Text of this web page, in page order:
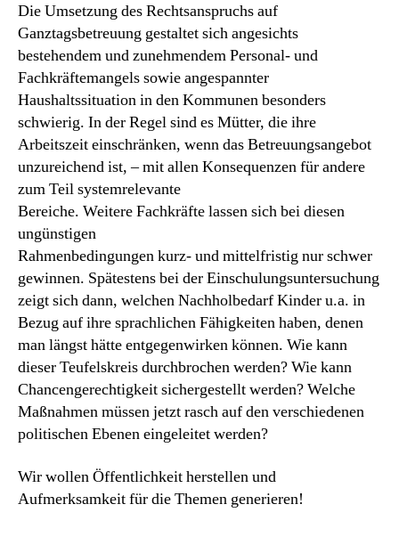
Die Umsetzung des Rechtsanspruchs auf
Ganztagsbetreuung gestaltet sich angesichts
bestehendem und zunehmendem Personal- und
Fachkräftemangels sowie angespannter
Haushaltssituation in den Kommunen besonders
schwierig. In der Regel sind es Mütter, die ihre
Arbeitszeit einschränken, wenn das Betreuungsangebot
unzureichend ist, – mit allen Konsequenzen für andere
zum Teil systemrelevante
Bereiche. Weitere Fachkräfte lassen sich bei diesen
ungünstigen
Rahmenbedingungen kurz- und mittelfristig nur schwer
gewinnen. Spätestens bei der Einschulungsuntersuchung
zeigt sich dann, welchen Nachholbedarf Kinder u.a. in
Bezug auf ihre sprachlichen Fähigkeiten haben, denen
man längst hätte entgegenwirken können. Wie kann
dieser Teufelskreis durchbrochen werden? Wie kann
Chancengerechtigkeit sichergestellt werden? Welche
Maßnahmen müssen jetzt rasch auf den verschiedenen
politischen Ebenen eingeleitet werden?
Wir wollen Öffentlichkeit herstellen und
Aufmerksamkeit für die Themen generieren!